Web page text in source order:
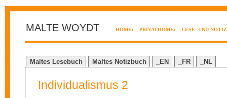
MALTE WOYDT HOME: PRIVATHOME: LESE- UND
Maltes Lesebuch Maltes Notizbuch _EN _FR _NL
Individualismus 2